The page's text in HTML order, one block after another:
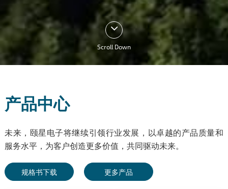
Scroll Down
产品中心
未来，颐星电子将继续引领行业发展，以卓越的产品质量和
服务水平，为客户创造更多价值，共同驱动未来。
规格书下载 更多产品